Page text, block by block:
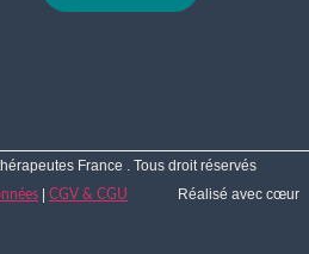
France . Tous droit réservés
| CGV & CGU
Réalisé avec cœur